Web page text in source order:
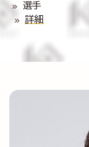
選手
詳細